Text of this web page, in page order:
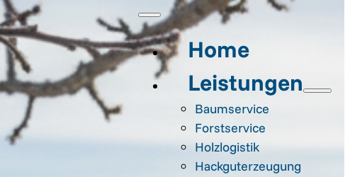
Home
Leistungen
Baumservice
Forstservice
Holzlogistik
Hackguterzeugung